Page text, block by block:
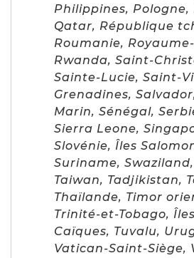
Philippines,
Qatar, République
Roumanie,
Rwanda, Saint-
Sainte-Lucie, Saint-
Grenadines,
Marin, Sénégal,
Sierra Leone,
Slovénie, Îles
Suriname,
Taiwan, Tadjikistan,
Thaïlande, Timor
Trinité-et-Tobago,
Caïques, Tuvalu,
Vatican-Saint-Siège,